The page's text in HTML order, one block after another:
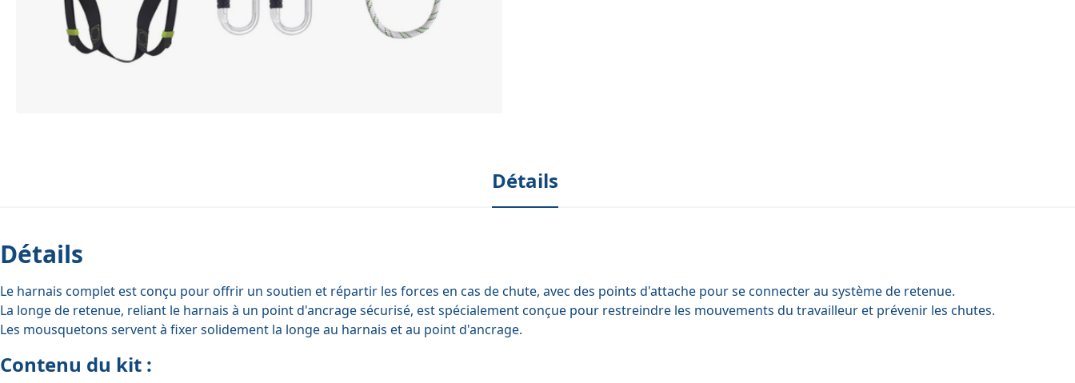
Détails
Détails
Le harnais complet est conçu pour offrir un soutien et répartir les forces en cas de chute, avec des points d'attache pour se connecter au système de retenue.
La longe de retenue, reliant le harnais à un point d'ancrage sécurisé, est spécialement conçue pour restreindre les mouvements du travailleur et prévenir les chutes.
Les mousquetons servent à fixer solidement la longe au harnais et au point d'ancrage.
Contenu du kit :